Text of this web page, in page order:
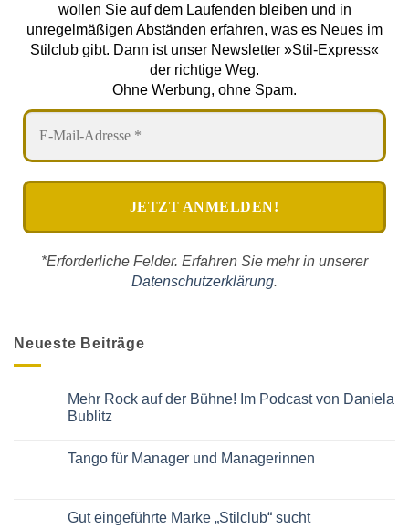
wollen Sie auf dem Laufenden bleiben und in
unregelmäßigen Abständen erfahren, was es Neues im
Stilclub gibt. Dann ist unser Newsletter »Stil-Express«
der richtige Weg.
Ohne Werbung, ohne Spam.
*Erforderliche Felder. Erfahren Sie mehr in unserer
Datenschutzerklärung.
Neueste Beiträge
Mehr Rock auf der Bühne! Im Podcast von Daniela
Bublitz
zu
Bühne!
Tango für Manager und Managerinnen
Tango
für
Gut eingeführte Marke „Stilclub“ sucht